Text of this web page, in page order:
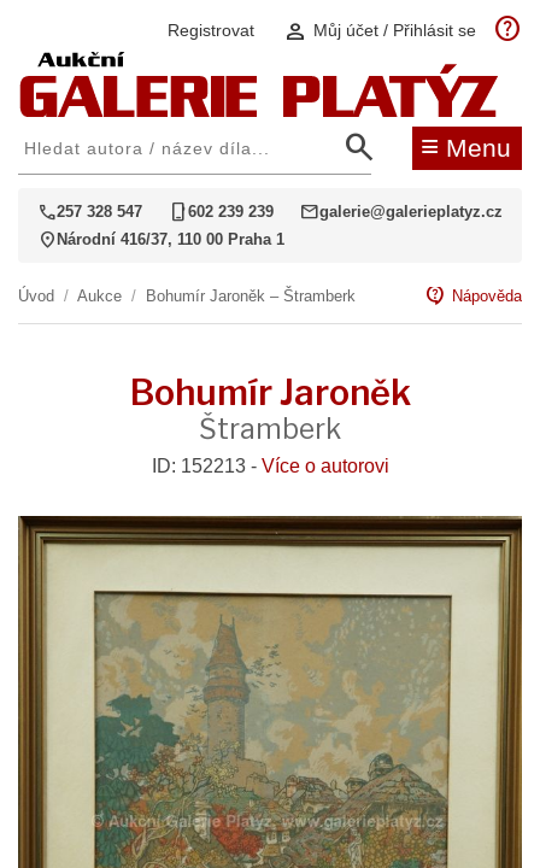
Registrovat person Můj účet / Přihlásit se help
search ≡ Menu
call257 328 547 phone_iphone602 239 239 mailgalerie@galerieplatyz.cz
location_on Národní 416/37, 110 00 Praha 1
Úvod / Aukce / Bohumír Jaroněk – Štramberk contact_support Nápověda
Bohumír Jaroněk
Štramberk
ID: 152213 - Více o autorovi